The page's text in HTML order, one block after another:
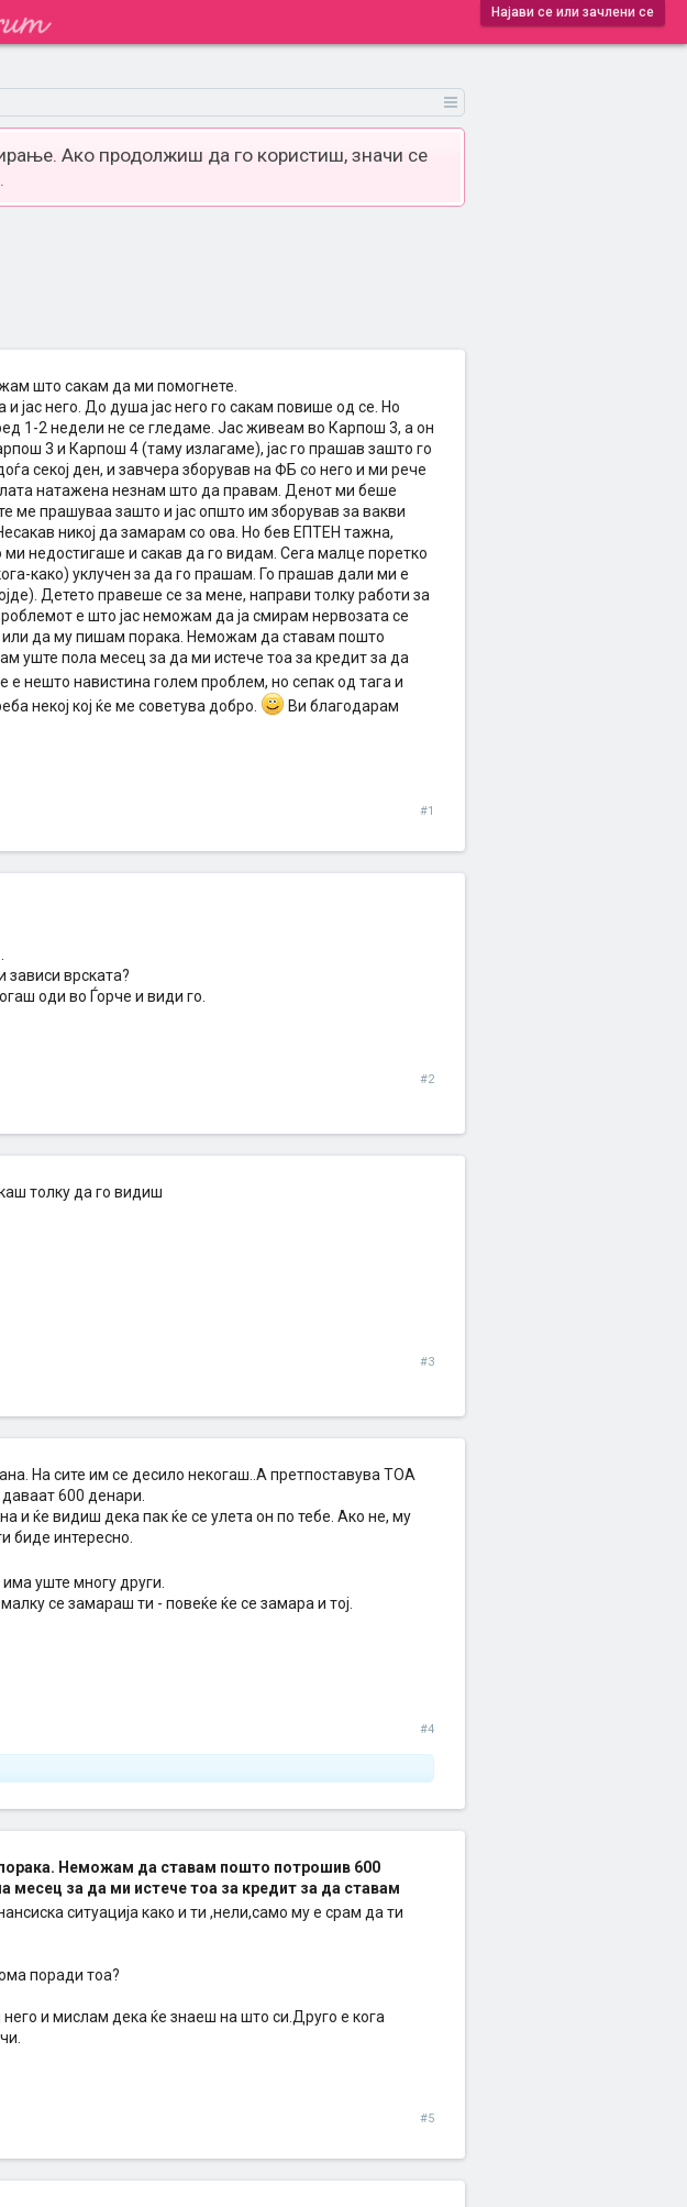
Најави се или зачлени се
Ако продолжиш да го користиш, значи се
што сакам да ми помогнете.
јас него. До душа јас него го сакам повише од се. Но
1-2 недели не се гледаме. Јас живеам во Карпош 3, а он
3 и Карпош 4 (таму излагаме), јас го прашав зашто го
секој ден, и завчера зборував на ФБ со него и ми рече
натажена незнам што да правам. Денот ми беше
ме прашуваа зашто и јас општо им зборував за вакви
никој да замарам со ова. Но бев ЕПТЕН тажна,
недостигаше и сакав да го видам. Сега малце поретко
како) уклучен за да го прашам. Го прашав дали ми е
Детето правеше се за мене, направи толку работи за
е што јас неможам да ја смирам нервозата се
да му пишам порака. Неможам да ставам пошто
уште пола месец за да ми истече тоа за кредит за да
нешто навистина голем проблем, но сепак од тага и
некој кој ќе ме советува добро.
Ви благодарам
#1
зависи врската?
оди во Ѓорче и види го.
#2
толку да го видиш
#3
На сите им се десило некогаш..А претпоставува ТОА
600 денари.
и ќе видиш дека пак ќе се улета он по тебе. Ако не, му
биде интересно.
уште многу други.
се замараш ти - повеќе ќе се замара и тој.
#4
Неможам да ставам пошто потрошив 600
месец за да ми истече тоа за кредит за да ставам
ситуација како и ти ,нели,само му е срам да ти
поради тоа?
него и мислам дека ќе знаеш на што си.Друго е кога
#5